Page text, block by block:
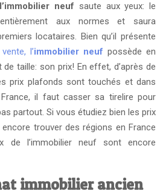
neuf saute aux yeux: le
aux normes et saura
locataires. Bien qu’il présente
vente, l’immobilier neuf possède en
taille: son prix! En effet, d’après de
prix plafonds sont touchés et dans
France, il faut casser sa tirelire pour
partout. Si vous étudiez bien les prix
trouver des régions en France
de l’immobilier neuf sont encore
immobilier ancien